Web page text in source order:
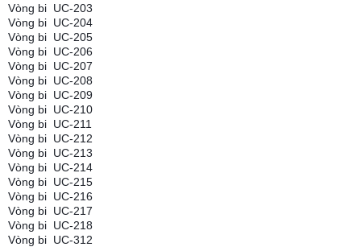
Vòng bi UC-203
Vòng bi UC-204
Vòng bi UC-205
Vòng bi UC-206
Vòng bi UC-207
Vòng bi UC-208
Vòng bi UC-209
Vòng bi UC-210
Vòng bi UC-211
Vòng bi UC-212
Vòng bi UC-213
Vòng bi UC-214
Vòng bi UC-215
Vòng bi UC-216
Vòng bi UC-217
Vòng bi UC-218
Vòng bi UC-312